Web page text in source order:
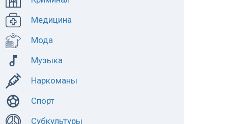
Медицина
Мода
Музыка
Наркоманы
Спорт
Субкультуры